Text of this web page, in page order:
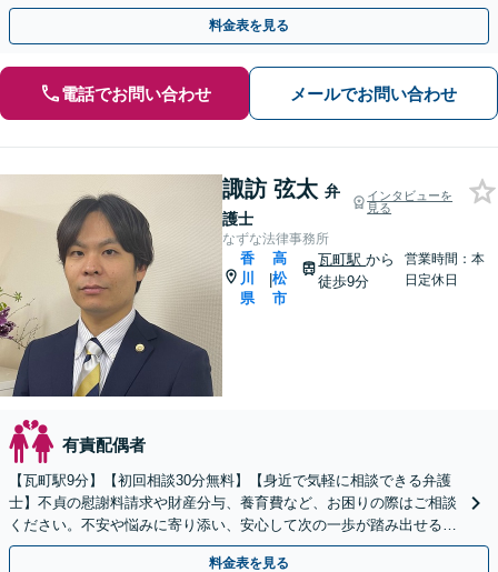
求】相手の動きを予測しながら最善の解決を模索します。
料金表を見る
電話でお問い合わせ メールでお問い合わせ
諏訪 弦太 弁
護士
インタビューを
見る
なずな法律事務所
香
川
県
|
高
松
市
瓦町駅から
徒歩9分
営業時間：本
日定休日
有責配偶者
【瓦町駅9分】【初回相談30分無料】【身近で気軽に相談できる弁護
士】不貞の慰謝料請求や財産分与、養育費など、お困りの際はご相談
ください。不安や悩みに寄り添い、安心して次の一歩が踏み出せるよ
うサポートします。【電話相談可】【休日・夜間対応】
料金表を見る